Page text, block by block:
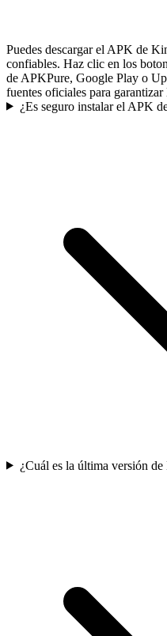
Puedes descargar el APK de
confiables. Haz clic en los
de APKPure, Google Play o
fuentes oficiales para garantizar
¿Es seguro instalar el APK
¿Cuál es la última versión